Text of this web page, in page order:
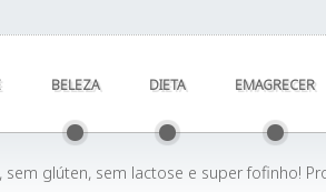
BELEZA DIETA EMAGRECER
glúten, sem lactose e super fofinho!